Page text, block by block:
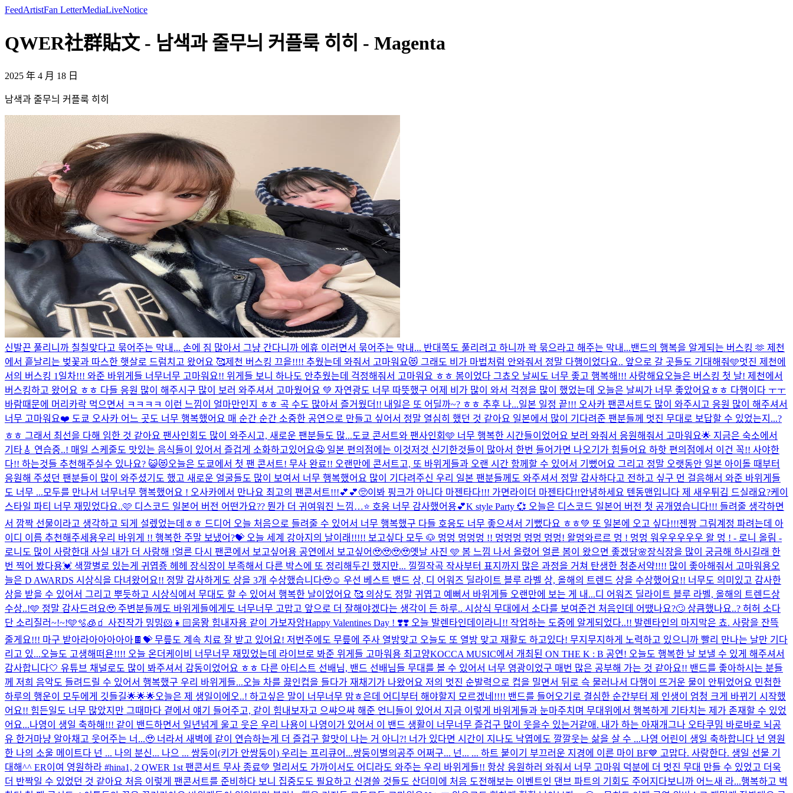
FeedArtistFan LetterMediaLiveNotice
QWER社群貼文 - 남색과 줄무늬 커플룩 히히 - Magenta
2025 年 4 月 18 日
남색과 줄무늬 커플룩 히히
신발끈 풀리니까 칠칠맞다고 묶어주는 막내... 손에 짐 많아서 그냥 간다니까 에휴 이러면서 묶어주는 막내... 반대쪽도 풀리려고 하니까 꽉 묶으라고 해주는 막내...밴드의 행복을 알게되는 버스킹 🫶 제천
에서 흩날리는 벚꽃과 따스한 햇살로 드럼치고 왔어요 🥰제천 버스킹 끄읕!!!! 추웠는데 와줘서 고마워요😻 그래도 비가 마법처럼 안와줘서 정말 다행이었다요.. 앞으로 갈 곳들도 기대해줘🩵멋진 제천에
서의 버스킹 1일차!!! 와준 바위게들 너무너무 고마워요!! 위게들 보니 하나도 안추웠는데 걱정해줘서 고마워요 ㅎㅎ 봄이었다 그쵸오 날씨도 너무 좋고 행복해!!! 사랑해요 오늘은 버스킹 첫 날! 제천에서
버스킹하고 왔어요 ㅎㅎ 다들 응원 많이 해주시구 많이 보러 와주셔서 고마웠어요 💚 자연광도 너무 따뜻했구 어제 비가 많이 와서 걱정을 많이 했었는데 오늘은 날씨가 너무 좋았어요ㅎㅎ 다행이다 ㅜㅜ
바람때문에 머리카락 먹으면서 ㅋㅋㅋㅋ 이런 느낌이 얼마만인지 ㅎㅎ 곡 수도 많아서 즐거웠더!! 내일은 또 어딜까~? ㅎㅎ 추후 나...일본 일정 끝!!! 오사카 팬콘서트도 많이 와주시고 응원 많이 해주셔서
너무 고마워요❤️ 도쿄 오사카 어느 곳도 너무 행복했어요 매 순간 순간 소중한 공연으로 만들고 싶어서 정말 열심히 했던 것 같아요 일본에서 많이 기다려준 팬분들께 멋진 무대로 보답할 수 있었는지...?
ㅎㅎ 그래서 최선을 다해 임한 것 같아요 팬사인회도 많이 와주시고, 새로운 팬분들도 많...도쿄 콘서트와 팬사인회🩵 너무 행복한 시간들이었어요 보러 와줘서 응원해줘서 고마워요🌟 지금은 숙소에서
기타🎸 연습중..! 매일 스케줄도 맛있는 음식들이 있어서 즐겁게 소화하고있어요🤤 일본 편의점에는 이것저것 신기한것들이 많아서 한번 들어가면 나오기가 힘들어요 하핫 편의점에서 이건 꼭!! 사야한
다!! 하는것들 추천해주실수 있나요? 😺😻오늘은 도쿄에서 첫 팬 콘서트! 무사 완료!! 오랜만에 콘서트고, 또 바위게들과 오랜 시간 함께할 수 있어서 기뻤어요 그리고 정말 오랫동안 일본 아이돌 때부터
응원해 주셨던 팬분들이 많이 와주셨기도 했고 새로운 얼굴들도 많이 보여서 너무 행복했어요 많이 기다려주신 우리 일본 팬분들께도 와주셔서 정말 감사하다고 전하고 싶구 먼 걸음해서 와준 바위게들
도 너무 ...모두를 만나서 너무너무 행복했어요 ! 오사카에서 만나요 최고의 팬콘서트!!!💕💕🥺이봐 핑크가 아니다 마젠타다!!! 가면라이더 마젠타다!!안녕하세요 텐동맨입니다 제 새우튀김 드실래요?케이
스타일 파티 너무 재밌었다요..🩷 디스코드 일본어 버전 어떤가요?? 뭔가 더 귀여워진 느낌…⭐️ 호응 너무 감사했어용💕K style Party 💞 오늘은 디스코드 일본어 버전 첫 공개였습니다!!! 들려줄 생각하면
서 깜짝 선물이라고 생각하고 되게 설렜었는데ㅎㅎ 드디어 오늘 처음으로 들려줄 수 있어서 너무 행복했구 다들 호응도 너무 좋으셔서 기뻤다요 ㅎㅎ💚 또 일본에 오고 싶다!!!젠짱 그림계정 파려는데 아
이디 이름 추천해주세용우리 바위게 !! 행복한 주말 보냈어?💝 오늘 세계 강아지의 날이래!!!!! 보고싶다 모두 🐶 멍멍 멍멍멍 !! 멍멍멍 멍멍 멍멍! 왈멍와르르 멍 ! 멍멍 워우우우우우 왈 멍 ! - 로니 올림 -
로니도 많이 사랑한대 사실 내가 더 사랑해 !얼른 다시 팬콘에서 보고싶어용 공연에서 보고싶어🥹🥹🥹🥹옛날 사진 🩵 봄 느낌 나서 올렸어 얼른 봄이 왔으면 좋겠당🌸장식장을 많이 궁금해 하시길래 한
번 찍어 봤다용💓 색깔별로 있는게 귀엽죵 헤헤 장식장이 부족해서 다른 박스에 또 정리해두긴 했지만... 낄낄작곡 작사부터 표지까지 많은 과정을 거쳐 탄생한 청춘서약!!!! 많이 좋아해줘서 고마워용오
늘은 D AWARDS 시상식을 다녀왔어요!! 정말 감사하게도 상을 3개 수상했습니다🥹☺️ 우선 베스트 밴드 상, 디 어워즈 딜라이트 블루 라벨 상, 올해의 트렌드 상을 수상했어요!! 너무도 의미있고 감사한
상을 받을 수 있어서 그리고 뿌듯하고 시상식에서 무대도 할 수 있어서 행복한 날이었어요 🥰 의상도 정말 귀엽고 예뻐서 바위게들 오랜만에 보는 게 내...디 어워즈 딜라이트 블루 라벨, 올해의 트렌드상
수상..!🩵 정말 감사드려요🥹 주변분들께도 바위게들에게도 너무너무 고맙고 앞으로 더 잘해야겠다는 생각이 든 하루.. 시상식 무대에서 소다를 보여준건 처음인데 어땠나요?🙄 상큼했나요..? 허허 소다
단 소리질러~!~!🩵🫧🧊🧃 사진작가 밍밍🐹👧🏻움뫙 힘내자용 같이 가보자앙Happy Valentines Day ! ❣️❣️ 오늘 발렌타인데이라니!! 작업하는 도중에 알게되었다..!! 발렌타인의 마지막은 쵸. 사랑을 잔뜩
줄게요!!! 마구 받아라아아아아아🍫💝 무릎도 계속 치료 잘 받고 있어요! 저번주에도 무릎에 주사 열방맞고 오늘도 또 열방 맞고 재활도 하고있다! 무지무지하게 노력하고 있으니까 빨리 만나는 날만 기다
리고 있...오늘도 고생해떠욘!!!! 오늘 온더케이비 너무너무 재밌었는데 라이브로 봐준 위게들 고마워용 최고양KOCCA MUSIC에서 개최된 ON THE K : B 공연! 오늘도 행복한 날 보낼 수 있게 해주셔서
감사합니다🤍 유튜브 채널로도 많이 봐주셔서 감동이었어요 ㅎㅎ 다른 아티스트 선배님, 밴드 선배님들 무대를 볼 수 있어서 너무 영광이었구 매번 많은 공부해 가는 것 같아요!! 밴드를 좋아하시는 분들
께 저희 음악도 들려드릴 수 있어서 행복했구 우리 바위게들...오늘 차를 끓인컵을 들다가 재채기가 나왔어요 저의 멋진 순발력으로 컵을 밀면서 뒤로 슥 물러나서 다행이 뜨거운 물이 안튀었어요 민첩한
하루의 행운이 모두에게 깃들길🌟🌟🌟오늘은 제 생일이에오..! 하고싶은 말이 너무너무 맘ㅎ은데 어디부터 해야할지 모르겠네!!!! 밴드를 들어오기로 결심한 순간부터 제 인생이 엄청 크게 바뀌기 시작했
어요!! 힘든일도 너무 많았지만 그때마다 곁에서 얘기 들어주고, 같이 힘내보자고 으쌰으쌰 해준 언니들이 있어서 지금 이렇게 바위게들과 눈마주치며 무대위에서 행복하게 기타치는 제가 존재할 수 있었
어요...나영이 생일 축하해!!! 같이 밴드하면서 일년넘게 울고 웃은 우리 나용이 나영이가 있어서 이 밴드 생활이 너무너무 즐겁구 많이 웃을수 있는거같애. 내가 하는 아재개그나 오타쿠밈 바로바로 뇌공
유 한거마냥 알아채고 웃어주는 너...🥹 너라서 새벽에 같이 연습하는게 더 즐겁구 할맛이 나는 거 아니?! 너가 있다면 시간이 지나도 낙엽에도 깔깔웃는 삶을 살 수 ...나영 어린이 생일 축하합니다 넌 영원
한 나의 소울 메이트다 넌 ... 나의 분신... 나으 ... 쌍둥이(키가 안쌍둥이) 우리는 프리큐어...쌍둥이별의공주 어쩌구... 넌... ... 하트 붙이기 부끄러운 지경에 이른 마이 BF💙 고맙다. 사랑한다. 생일 선물 기
대해^^ ER이여 영원하라 #hina1, 2 QWER 1st 팬콘서트 무사 종료💚 멀리서도 가까이서도 어디라도 와주는 우리 바위게들!! 항상 응원하러 와줘서 너무 고마워 덕분에 더 멋진 무대 만들 수 있었고 더욱
더 반짝일 수 있었던 것 같아요 처음 이렇게 팬콘서트를 준비하다 보니 집중도도 필요하고 신경쓸 것들도 산더미에 처음 도전해보는 이벤트인 댄브 파트의 기회도 주어지다보니까 어느새 라...행복하고 벅